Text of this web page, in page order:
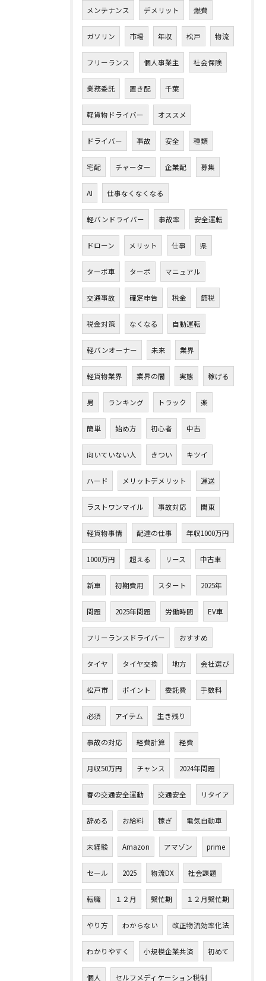
メンテナンス デメリット 燃費
ガソリン 市場 年収 松戸 物流
フリーランス 個人事業主 社会保険
業務委託 置き配 千葉
軽貨物ドライバー オススメ
ドライバー 事故 安全 種類
宅配 チャーター 企業配 募集
AI 仕事なくなくなる
軽バンドライバー 事故率 安全運転
ドローン メリット 仕事 県
ターボ車 ターボ マニュアル
交通事故 確定申告 税金 節税
税金対策 なくなる 自動運転
軽バンオーナー 未来 業界
軽貨物業界 業界の闇 実態 稼げる
男 ランキング トラック 楽
簡単 始め方 初心者 中古
向いていない人 きつい キツイ
ハード メリットデメリット 運送
ラストワンマイル 事故対応 関東
軽貨物事情 配達の仕事 年収1000万円
1000万円 超える リース 中古車
新車 初期費用 スタート 2025年
問題 2025年問題 労働時間 EV車
フリーランスドライバー おすすめ
タイヤ タイヤ交換 地方 会社選び
松戸市 ポイント 委託費 手数料
必須 アイテム 生き残り
事故の対応 経費計算 経費
月収50万円 チャンス 2024年問題
春の交通安全運動 交通安全 リタイア
辞める お給料 稼ぎ 電気自動車
未経験 Amazon アマゾン prime
セール 2025 物流DX 社会課題
転職 １２月 繫忙期 １２月繫忙期
やり方 わからない 改正物流効率化法
わかりやすく 小規模企業共済 初めて
個人 セルフメディケーション税制